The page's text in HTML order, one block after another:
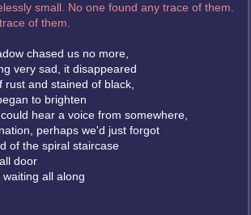
small. No one found any trace of them.
of them.
chased us no more,
very sad, it disappeared
and stained of black,
to brighten
hear a voice from somewhere,
perhaps we'd just forgot
of the spiral staircase
door
all along